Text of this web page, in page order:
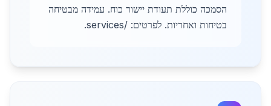
הסמכה כוללת תעודת יישור כוח. עמידה מבטיחה
בטיחות ואחריות. לפרטים: /services.